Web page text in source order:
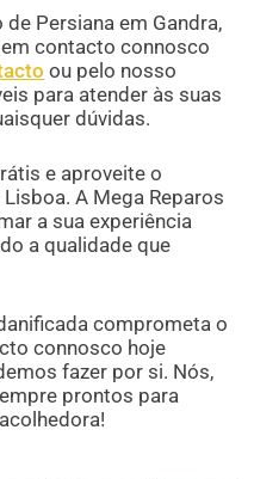
Persiana em Gandra,
contacto connosco
ou pelo nosso
para atender às suas
dúvidas.
e aproveite o
A Mega Reparos
a sua experiência
a qualidade que
comprometa o
connosco hoje
fazer por si. Nós,
prontos para